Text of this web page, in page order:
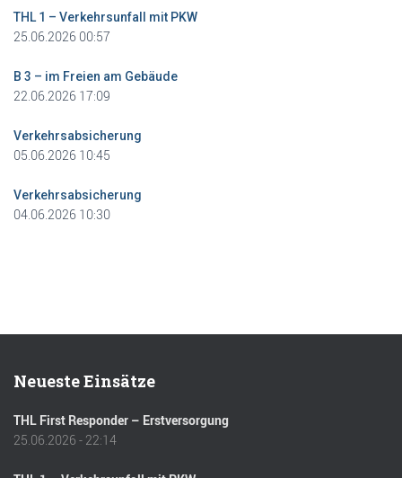
THL 1 – Verkehrsunfall mit PKW
25.06.2026 00:57
B 3 – im Freien am Gebäude
22.06.2026 17:09
Verkehrsabsicherung
05.06.2026 10:45
Verkehrsabsicherung
04.06.2026 10:30
Neueste Einsätze
THL First Responder – Erstversorgung
25.06.2026 - 22:14